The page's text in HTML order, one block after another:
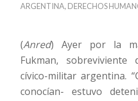
ARGENTINA, DERECHOS
(Anred) Ayer por la
Fukman,
cívico-militar argentina.
conocían- estuvo